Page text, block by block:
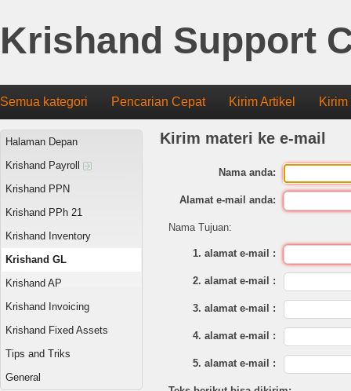
Krishand Support
Semua kategori Pencarian Cepat Kirim Artikel
Halaman Depan
Krishand Payroll
Krishand PPN
Krishand PPh 21
Krishand Inventory
Krishand GL
Krishand AP
Krishand Invoicing
Krishand Fixed Assets
Tips and Triks
General
Kirim materi ke e-mail
Nama anda:
Alamat e-mail anda:
Nama Tujuan:
1. alamat e-mail :
2. alamat e-mail :
3. alamat e-mail :
4. alamat e-mail :
5. alamat e-mail :